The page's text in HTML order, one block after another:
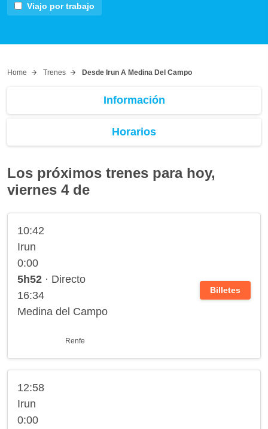
Viajo por trabajo
Home Trenes Desde Irun A Medina Del Campo
Información
Horarios
Los próximos trenes para hoy,
viernes 4 de
10:42
Irun
0:00
5h52 · Directo
16:34
Medina del Campo
Renfe
Billetes
12:58
Irun
0:00